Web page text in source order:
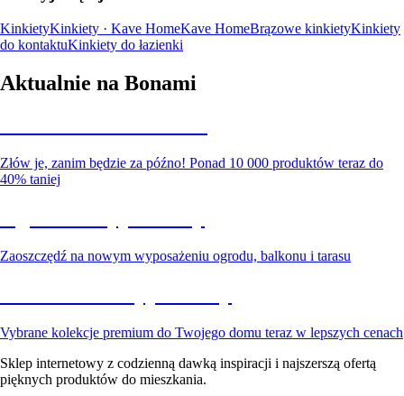
KinkietyKinkiety · Kave HomeKave HomeBrązowe kinkietyKinkiety
do kontaktuKinkiety do łazienki
Aktualnie na Bonami
Złów je, zanim będzie za późno! Ponad 10 000 produktów teraz do
40% taniej
Zaoszczędź na nowym wyposażeniu ogrodu, balkonu i tarasu
Vybrane kolekcje premium do Twojego domu teraz w lepszych cenach
Sklep internetowy z codzienną dawką inspiracji i najszerszą ofertą
pięknych produktów do mieszkania.